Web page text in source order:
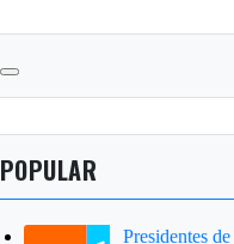
POPULAR
Presidentes de